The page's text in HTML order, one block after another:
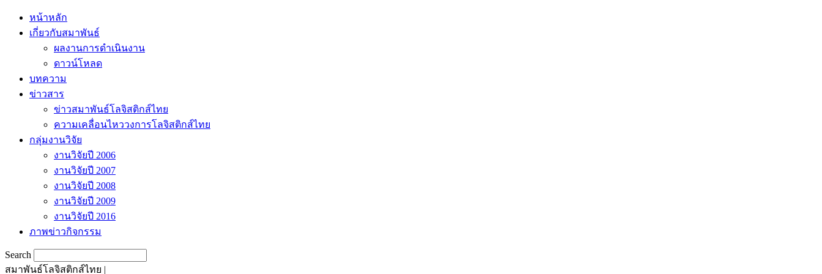
หน้าหลัก
เกี่ยวกับสมาพันธ์
ผลงานการดำเนินงาน
ดาวน์โหลด
บทความ
ข่าวสาร
ข่าวสมาพันธ์โลจิสติกส์ไทย
ความเคลื่อนไหววงการโลจิสติกส์ไทย
กลุ่มงานวิจัย
งานวิจัยปี 2006
งานวิจัยปี 2007
งานวิจัยปี 2008
งานวิจัยปี 2009
งานวิจัยปี 2016
ภาพข่าวกิจกรรม
Search
สมาพันธ์โลจิสติกส์ไทย |